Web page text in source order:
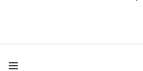
福月洋装店